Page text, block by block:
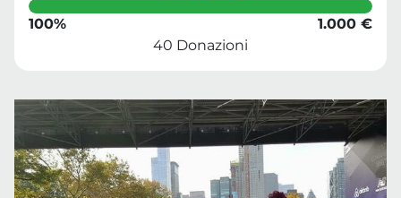
100%
1.000 €
40 Donazioni